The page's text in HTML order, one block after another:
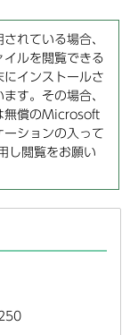
れている場合、
ルを閲覧できる
にインストールさ
す。その場合、
償のMicrosoft
ションの入って
し閲覧をお願い